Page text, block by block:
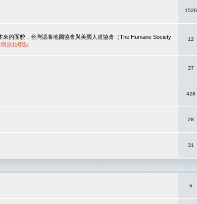
1526
的面貌，台灣認養地圖協會與美國人道協會（The Humane Society
原始聯結
12
37
428
28
31
6